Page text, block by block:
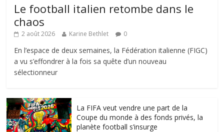
Le football italien retombe dans le
chaos
2 août 2026 Karine Bethlet 0
En l’espace de deux semaines, la Fédération italienne (FIGC)
a vu s’effondrer à la fois sa quête d’un nouveau
sélectionneur
La FIFA veut vendre une part de la
Coupe du monde à des fonds privés, la
planète football s’insurge